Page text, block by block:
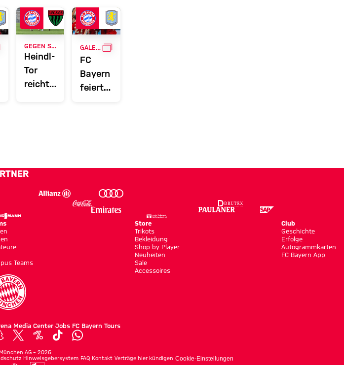
GEGEN SCHWEINFURT
Heindl-
Tor
reicht
ersten
Saisonpunkt
GALERIE GALLERIE
FC
Bayern
feiert
Bilder
Audi
Football
Teams
Store
Trikots
Bekleidung
Shop by Player
Neuheiten
Sale
Accessoires
Club
Geschichte
Erfolge
Autogrammkarten
FC Bayern App
Media Center Jobs FC Bayern Tours
AG – 2026
Hinweisgebersystem FAQ Kontakt Verträge hier kündigen Cookie-Einstellungen